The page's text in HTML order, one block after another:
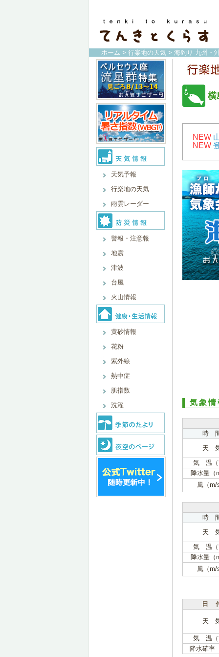
ホーム > 行楽地の天気 > 海釣り-九州・
天気予報
行楽地の天気
雨雲レーダー
警報・注意報
地震
津波
台風
火山情報
黄砂情報
花粉
紫外線
熱中症
肌指数
洗濯
横
NEW
NEW
気象情
時
天
気 温
降水量（
風（m/
時
天
気 温
降水量（
風（m/
日
天
気 温
降水確率